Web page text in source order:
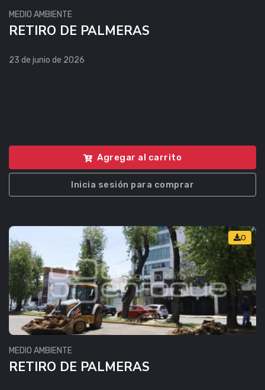
MEDIO AMBIENTE
RETIRO DE PALMERAS
23 de junio de 2026
Agregar al carrito
Inicia sesión para comprar
0
MEDIO AMBIENTE
RETIRO DE PALMERAS